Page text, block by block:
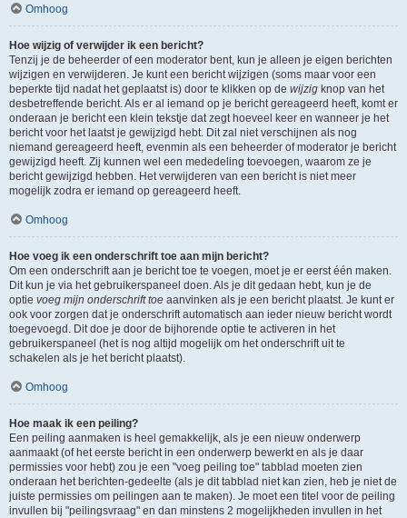
Omhoog
Hoe wijzig of verwijder ik een bericht?
Tenzij je de beheerder of een moderator bent, kun je alleen je eigen berichten
wijzigen en verwijderen. Je kunt een bericht wijzigen (soms maar voor een
beperkte tijd nadat het geplaatst is) door te klikken op de wijzig knop van het
desbetreffende bericht. Als er al iemand op je bericht gereageerd heeft, komt er
onderaan je bericht een klein tekstje dat zegt hoeveel keer en wanneer je het
bericht voor het laatst je gewijzigd hebt. Dit zal niet verschijnen als nog
niemand gereageerd heeft, evenmin als een beheerder of moderator je bericht
gewijzigd heeft. Zij kunnen wel een mededeling toevoegen, waarom ze je
bericht gewijzigd hebben. Het verwijderen van een bericht is niet meer
mogelijk zodra er iemand op gereageerd heeft.
Omhoog
Hoe voeg ik een onderschrift toe aan mijn bericht?
Om een onderschrift aan je bericht toe te voegen, moet je er eerst één maken.
Dit kun je via het gebruikerspaneel doen. Als je dit gedaan hebt, kun je de
optie voeg mijn onderschrift toe aanvinken als je een bericht plaatst. Je kunt er
ook voor zorgen dat je onderschrift automatisch aan ieder nieuw bericht wordt
toegevoegd. Dit doe je door de bijhorende optie te activeren in het
gebruikerspaneel (het is nog altijd mogelijk om het onderschrift uit te
schakelen als je het bericht plaatst).
Omhoog
Hoe maak ik een peiling?
Een peiling aanmaken is heel gemakkelijk, als je een nieuw onderwerp
aanmaakt (of het eerste bericht in een onderwerp bewerkt en als je daar
permissies voor hebt) zou je een "voeg peiling toe" tabblad moeten zien
onderaan het berichten-gedeelte (als je dit tabblad niet kan zien, heb je niet de
juiste permissies om peilingen aan te maken). Je moet een titel voor de peiling
invullen bij "peilingsvraag" en dan minstens 2 mogelijkheden invullen in het